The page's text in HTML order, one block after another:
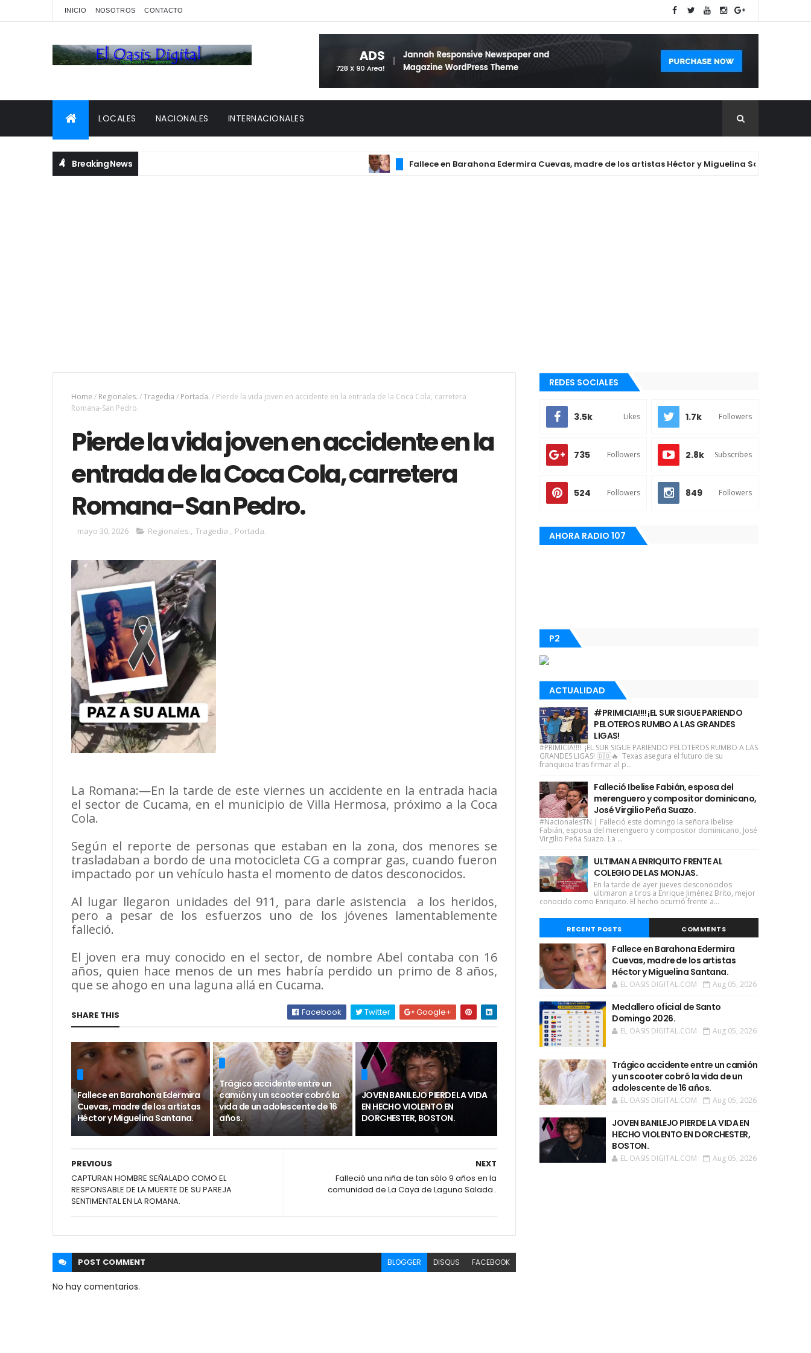
INICIO NOSOTROS CONTACTO
LOCALES NACIONALES INTERNACIONALES
Breaking News Fallece en Barahona Edermira Cuevas, madre de los artistas Héctor y Miguelina Santana.
Home / Regionales. /Tragedia / Portada. / Pierde la vida joven en accidente en la entrada de la Coca Cola, carretera
Romana-San Pedro.
Pierde la vida joven en accidente en la
entrada de la Coca Cola, carretera
Romana-San Pedro.
mayo 30, 2026 Regionales., Tragedia , Portada.
La Romana:—En la tarde de este viernes un accidente en la entrada hacia
el sector de Cucama, en el municipio de Villa Hermosa, próximo a la Coca
Cola.
Según el reporte de personas que estaban en la zona, dos menores se
trasladaban a bordo de una motocicleta CG a comprar gas, cuando fueron
impactado por un vehículo hasta el momento de datos desconocidos.
Al lugar llegaron unidades del 911, para darle asistencia a los heridos,
pero a pesar de los esfuerzos uno de los jóvenes lamentablemente
falleció.
El joven era muy conocido en el sector, de nombre Abel contaba con 16
años, quien hace menos de un mes habría perdido un primo de 8 años,
que se ahogo en una laguna allá en Cucama.
SHARE THIS Facebook Twitter Google+
Fallece en Barahona Edermira
Cuevas, madre de los artistas
Héctor y Miguelina Santana.
Trágico accidente entre un
camión y un scooter cobró la
vida de un adolescente de 16
años.
JOVEN BANILEJO PIERDE LA VIDA
EN HECHO VIOLENTO EN
DORCHESTER, BOSTON.
NEXT
Falleció una niña de tan sólo 9 años en la
comunidad de La Caya de Laguna Salada..
PREVIOUS
CAPTURAN HOMBRE SEÑALADO COMO EL
RESPONSABLE DE LA MUERTE DE SU PAREJA
SENTIMENTAL EN LA ROMANA.
POST COMMENT BLOGGER DISQUS FACEBOOK
No hay comentarios.
REDES SOCIALES
3.5k Likes 1.7k Followers
735 Followers 2.8k Subscribes
524 Followers 849 Followers
AHORA RADIO 107
P2
ACTUALIDAD
#PRIMICIA!!!! ¡EL SUR SIGUE PARIENDO
PELOTEROS RUMBO A LAS GRANDES
LIGAS!
#PRIMICIA!!!! ¡EL SUR SIGUE PARIENDO PELOTEROS RUMBO A LAS
GRANDES LIGAS! 🇩🇴🔥 Texas asegura el futuro de su
franquicia tras firmar al p...
Falleció Ibelise Fabián, esposa del
merenguero y compositor dominicano,
José Virgilio Peña Suazo.
#NacionalesTN | Falleció este domingo la señora Ibelise
Fabián, esposa del merenguero y compositor dominicano, José
Virgilio Peña Suazo. La ...
ULTIMAN A ENRIQUITO FRENTE AL
COLEGIO DE LAS MONJAS.
En la tarde de ayer jueves desconocidos
ultimaron a tiros a Enrique Jiménez Brito, mejor
conocido como Enriquito. El hecho ocurrió frente a...
RECENT POSTS COMMENTS
Fallece en Barahona Edermira
Cuevas, madre de los artistas
Héctor y Miguelina Santana.
EL OASIS DIGITAL.COM Aug 05, 2026
Medallero oficial de Santo
Domingo 2026.
EL OASIS DIGITAL.COM Aug 05, 2026
Trágico accidente entre un camión
y un scooter cobró la vida de un
adolescente de 16 años.
EL OASIS DIGITAL.COM Aug 05, 2026
JOVEN BANILEJO PIERDE LA VIDA EN
HECHO VIOLENTO EN DORCHESTER,
BOSTON.
EL OASIS DIGITAL.COM Aug 05, 2026